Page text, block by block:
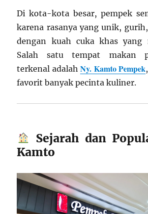
Di kota-kota besar, pempek
karena rasanya yang unik,
dengan kuah cuka khas yang
Salah satu tempat makan
terkenal adalahNy. Kamto Pempek
favorit banyak pecinta kuliner.
Sejarah dan
Kamto